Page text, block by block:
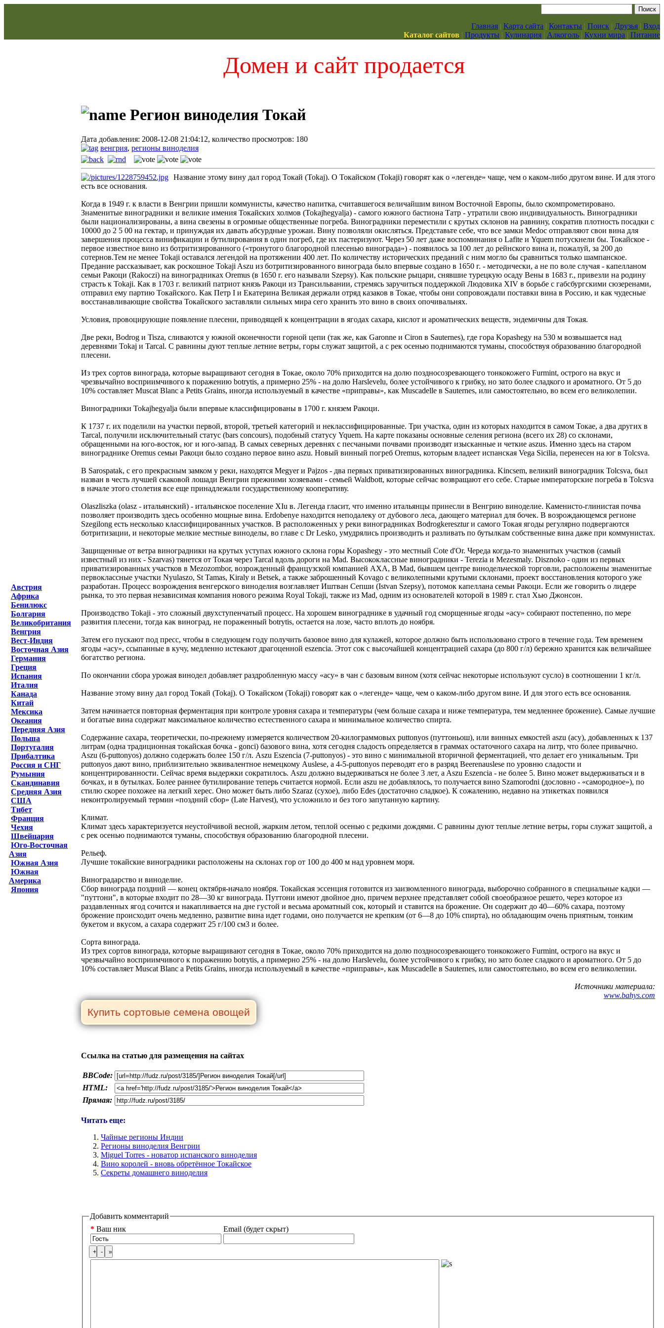
Главная | Карта сайта | Контакты | Поиск | Друзья | Вход
Каталог сайтов | Продукты | Кулинария | Алкоголь | Кухни мира | Питание
Домен и сайт продается
Австрия
Африка
Бенилюкс
Болгария
Великобритания
Венгрия
Вест-Индия
Восточная Азия
Германия
Греция
Испания
Италия
Канада
Китай
Мексика
Океания
Передняя Азия
Польша
Португалия
Прибалтика
Россия и СНГ
Румыния
Скандинавия
Средняя Азия
США
Тибет
Франция
Чехия
Швейцария
Юго-Восточная
Азия
Южная Азия
Южная
Америка
Япония
Регион виноделия Токай
Дата добавления: 2008-12-08 21:04:12, количество просмотров: 180
венгрия, регионы виноделия
Название этому вину дал город Токай (Tokaj). О Токайском (Tokaji) говорят как о «легенде» чаще, чем о каком-либо другом вине. И для этого
есть все основания.
Когда в 1949 г. к власти в Венгрии пришли коммунисты, качество напитка, считавшегося величайшим вином Восточной Европы, было скомпрометировано.
Знаменитые виноградники и великие имения Токайских холмов (Tokajhegyalja) - самого южного бастиона Татр - утратили свою индивидуальность. Виноградники
были национализированы, а вина свезены в огромные общественные погреба. Виноградники переместили с крутых склонов на равнину, сократив плотность посадки с
10000 до 2 5 00 на гектар, и принуждая их давать абсурдные урожаи. Вину позволяли окисляться. Представьте себе, что все замки Medoc отправляют свои вина для
завершения процесса винификации и бутилирования в один погреб, где их пастеризуют. Через 50 лет даже воспоминания о Lafite и Yquem потускнели бы. Токайское -
первое известное вино из ботритизированного («тронутого благородной плесенью винограда») - появилось за 100 лет до рейнского вина и, пожалуй, за 200 до
сотернов.Тем не менее Tokaji оставался легендой на протяжении 400 лет. По количеству исторических преданий с ним могло бы сравниться только шампанское.
Предание рассказывает, как роскошное Tokaji Aszu из ботритизированного винограда было впервые создано в 1650 г. - методически, а не по воле случая - капелланом
семьи Ракоци (Rakoczi) на виноградниках Oremus (в 1650 г. его называли Szepsy). Как польские рыцари, снявшие турецкую осаду Вены в 1683 г., привезли на родину
страсть к Tokaji. Как в 1703 г. великий патриот князь Ракоци из Трансильвании, стремясь заручиться поддержкой Людовика XIV в борьбе с габсбургскими сюзеренами,
отправил ему партию Токайского. Как Петр I и Екатерина Великая держали отряд казаков в Токае, чтобы они сопровождали поставки вина в Россию, и как чудесные
восстанавливающие свойства Токайского заставляли сильных мира сего хранить это вино в своих опочивальнях.
Условия, провоцирующие появление плесени, приводящей к концентрации в ягодах сахара, кислот и ароматических веществ, эндемичны для Токая.
Две реки, Bodrog и Tisza, сливаются у южной оконечности горной цепи (так же, как Garonne и Ciron в Sauternes), где гора Kopashegy на 530 м возвышается над
деревнями Tokaj и Tarcal. С равнины дуют теплые летние ветры, горы служат защитой, а с рек осенью поднимаются туманы, способствуя образованию благородной
плесени.
Из трех сортов винограда, которые выращивают сегодня в Токае, около 70% приходится на долю поздносозревающего тонкокожего Furmint, острого на вкус и
чрезвычайно восприимчивого к поражению botrytis, а примерно 25% - на долю Harslevelu, более устойчивого к грибку, но зато более сладкого и ароматного. От 5 до
10% составляет Muscat Blanc a Petits Grains, иногда используемый в качестве «приправы», как Muscadelle в Sauternes, или самостоятельно, во всем его великолепии.
Виноградники Tokajhegyalja были впервые классифицированы в 1700 г. князем Ракоци.
К 1737 г. их поделили на участки первой, второй, третьей категорий и неклассифицированные. Три участка, один из которых находится в самом Токае, а два других в
Tarcal, получили исключительный статус (bars concours), подобный статусу Yquem. На карте показаны основные селения региона (всего их 28) со склонами,
обращенными на юго-восток, юг и юго-запад. В самых северных деревнях с песчаными почвами производят изысканные и четкие aszus. Именно здесь на старом
винограднике Oremus семьи Ракоци было создано первое вино aszu. Новый винный погреб Oremus, которым владеет испанская Vega Sicilia, перенесен на юг в Tolcsva.
В Sarospatak, с его прекрасным замком у реки, находятся Megyer и Pajzos - два первых приватизированных виноградника. Kincsem, великий виноградник Tolcsva, был
назван в честь лучшей скаковой лошади Венгрии прежними хозяевами - семьей Waldbott, которые сейчас возвращают его себе. Старые императорские погреба в Tolcsva
в начале этого столетия все еще принадлежали государственному кооперативу.
Olaszliszka (olasz - итальянский) - итальянское поселение XIu в. Легенда гласит, что именно итальянцы принесли в Венгрию виноделие. Каменисто-глинистая почва
позволяет производить здесь особенно мощные вина. Erdobenye находится неподалеку от дубового леса, дающего материал для бочек. В возрождающемся регионе
Szegilong есть несколько классифицированных участков. В расположенных у реки виноградниках Bodrogkeresztur и самого Токая ягоды регулярно подвергаются
ботритизации, и некоторые мелкие местные виноделы, во главе с Dr Lesko, умудрялись производить и разливать по бутылкам собственные вина даже при коммунистах.
Защищенные от ветра виноградники на крутых уступах южного склона горы Kopashegy - это местный Cote d'Or. Череда когда-то знаменитых участков (самый
известный из них - Szarvas) тянется от Токая через Tarcal вдоль дороги на Mad. Высококлассные виноградники - Terezia и Mezesmaly. Disznoko - один из первых
приватизированных участков в Mezozombor, возрожденный французской юмпанией АХА, В Mad, бывшем центре винодельческой торговли, расположены знаменитые
первоклассные участки Nyulaszo, St Tamas, Kiraly и Betsek, а также заброшенный Kovago с великолепными крутыми склонами, проект восстановления которого уже
разработан. Процесс возрождения венгерского виноделия возглавляет Иштван Сепши (Istvan Szepsy), потомок капеллана семьи Ракоци. Если же говорить о лидере
рынка, то это первая независимая компания нового режима Royal Tokaji, также из Mad, одним из основателей которой в 1989 г. стал Хью Джонсон.
Производство Tokaji - это сложный двухступенчатый процесс. На хорошем винограднике в удачный год сморщенные ягоды «асу» собирают постепенно, по мере
развития плесени, тогда как виноград, не пораженный botrytis, остается на лозе, часто вплоть до ноября.
Затем его пускают под пресс, чтобы в следующем году получить базовое вино для кулажей, которое должно быть использовано строго в течение года. Тем временем
ягоды «асу», ссыпанные в кучу, медленно истекают драгоценной eszencia. Этот сок с высочайшей концентрацией сахара (до 800 г/л) бережно хранится как величайшее
богатство региона.
По окончании сбора урожая винодел добавляет раздробленную массу «асу» в чан с базовым вином (хотя сейчас некоторые используют сусло) в соотношении 1 кг/л.
Название этому вину дал город Токай (Tokaj). О Токайском (Tokaji) говорят как о «легенде» чаще, чем о каком-либо другом вине. И для этого есть все основания.
Затем начинается повторная ферментация при контроле уровня сахара и температуры (чем больше сахара и ниже температура, тем медленнее брожение). Самые лучшие
и богатые вина содержат максимальное количество естественного сахара и минимальное количество спирта.
Содержание сахара, теоретически, по-прежнему измеряется количеством 20-килограммовых puttonyos (путтоньош), или винных емкостей aszu (асу), добавленных к 137
литрам (одна традиционная токайская бочка - gonci) базового вина, хотя сегодня сладость определяется в граммах остаточного сахара на литр, что более привычно.
Aszu (6-puttonyos) должно содержать более 150 г/л. Aszu Eszencia (7-puttonyos) - это вино с минимальной вторичной ферментацией, что делает его уникальным. Три
puttonyos дают вино, приблизительно эквивалентное немецкому Auslese, a 4-5-puttonyos переводят его в разряд Beerenauslese по уровню сладости и
концентрированности. Сейчас время выдержки сократилось. Aszu должно выдерживаться не более 3 лет, a Aszu Eszencia - не более 5. Вино может выдерживаться и в
бочках, и в бутылках. Более раннее бутилирование теперь считается нормой. Если aszu не добавлялось, то получается вино Szamorodni (дословно - «самородное»), по
стилю скорее похожее на легкий херес. Оно может быть либо Szaraz (сухое), либо Edes (достаточно сладкое). К сожалению, недавно на этикетках появился
неконтролируемый термин «поздний сбор» (Late Harvest), что усложнило и без того запутанную картину.
Климат.
Климат здесь характеризуется неустойчивой весной, жарким летом, теплой осенью с редкими дождями. С равнины дуют теплые летние ветры, горы служат защитой, а
с рек осенью поднимаются туманы, способствуя образованию благородной плесени.
Рельеф.
Лучшие токайские виноградники расположены на склонах гор от 100 до 400 м над уровнем моря.
Виноградарство и виноделие.
Сбор винограда поздний — конец октября-начало ноября. Токайская эссенция готовится из заизюмленного винограда, выборочно собранного в специальные кадки —
"путтони", в которые входит по 28—30 кг винограда. Путтони имеют двойное дно, причем верхнее представляет собой своеобразное решето, через которое из
раздавленных ягод сочится и накапливается на дне густой и весьма ароматный сок, который и ставится на брожение. Он содержит до 40—60% сахара, поэтому
брожение происходит очень медленно, развитие вина идет годами, оно получается не крепким (от 6—8 до 10% спирта), но обладающим очень приятным, тонким
букетом и вкусом, а сахара содержит 25 г/100 см3 и более.
Сорта винограда.
Из трех сортов винограда, которые выращивают сегодня в Токае, около 70% приходится на долю поздносозревающего тонкокожего Furmint, острого на вкус и
чрезвычайно восприимчивого к поражению botrytis, а примерно 25% - на долю Harslevelu, более устойчивого к грибку, но зато более сладкого и ароматного. От 5 до
10% составляет Muscat Blanc a Petits Grains, иногда используемый в качестве «приправы», как Muscadelle в Sauternes, или самостоятельно, во всем его великолепии.
Источники материала:
www.bahys.com
Ссылка на статью для размещения на сайтах
BBCode:
HTML:
Прямая:
Читать еще:
Чайные регионы Индии
Регионы виноделия Венгрии
Miguel Torres - новатор испанского виноделия
Вино королей - вновь обретённое Токайское
Секреты домашнего виноделия
Добавить комментарий
* Ваш ник Email (будет скрыт)